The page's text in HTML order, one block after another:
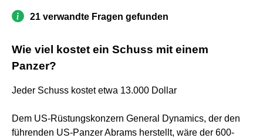
21 verwandte Fragen gefunden
Wie viel kostet ein Schuss mit einem
Panzer?
Jeder Schuss kostet etwa 13.000 Dollar
Dem US-Rüstungskonzern General Dynamics, der den
führenden US-Panzer Abrams herstellt, wäre der 600-